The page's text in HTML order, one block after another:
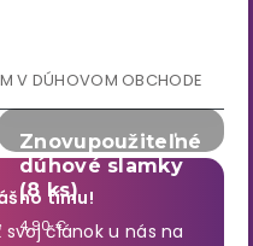
V DÚHOVOM OBCHODE
Znovupoužiteľné
dúhové slamky
(8 ks)
4,90 €
tímu!
článok u nás na